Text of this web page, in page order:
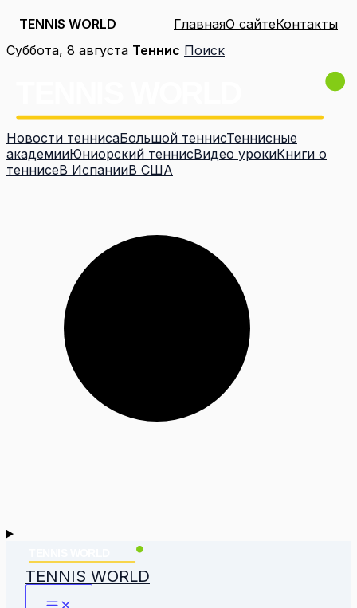
TENNIS WORLD ГлавнаяО сайтеКонтакты
Перейти
Суббота, 8 августа Теннис Поиск
Новости теннисаБольшой теннисТеннисные
академииЮниорский теннисВидео урокиКниги о
теннисеВ ИспанииВ США
TENNIS WORLD